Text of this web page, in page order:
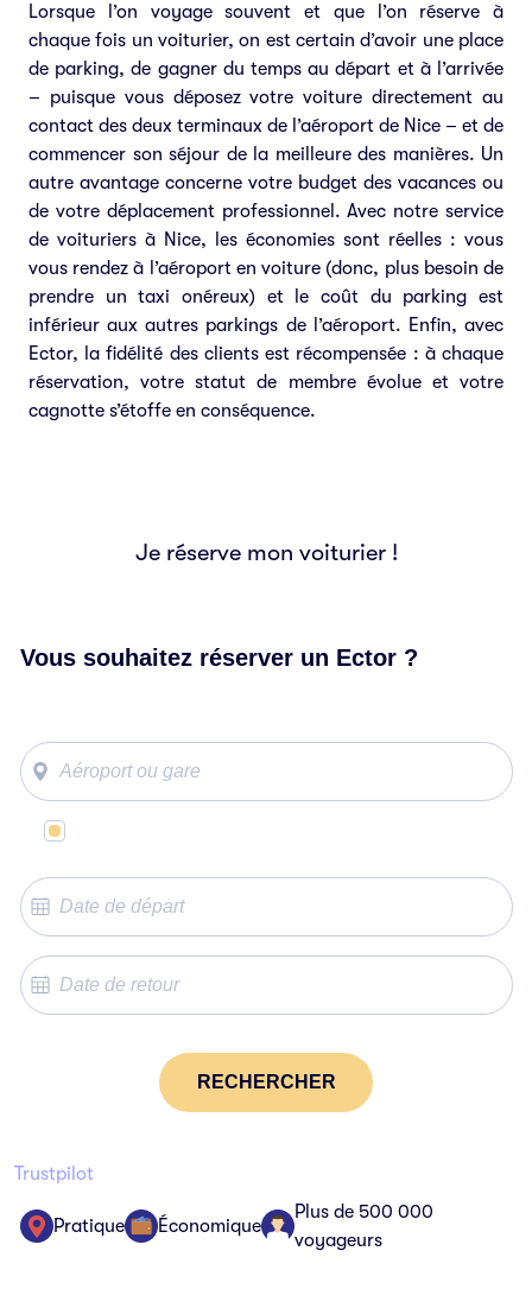
Lorsque l’on voyage souvent et que l’on réserve à
chaque fois un voiturier, on est certain d’avoir une place
de parking, de gagner du temps au départ et à l’arrivée
– puisque vous déposez votre voiture directement au
contact des deux terminaux de l’aéroport de Nice – et de
commencer son séjour de la meilleure des manières. Un
autre avantage concerne votre budget des vacances ou
de votre déplacement professionnel. Avec notre service
de voituriers à Nice, les économies sont réelles : vous
vous rendez à l’aéroport en voiture (donc, plus besoin de
prendre un taxi onéreux) et le coût du parking est
inférieur aux autres parkings de l’aéroport. Enfin, avec
Ector, la fidélité des clients est récompensée : à chaque
réservation, votre statut de membre évolue et votre
cagnotte s’étoffe en conséquence.
Je réserve mon voiturier !
Vous souhaitez réserver un Ector ?
RECHERCHER
Trustpilot
Pratique Économique
Plus de 500 000
voyageurs